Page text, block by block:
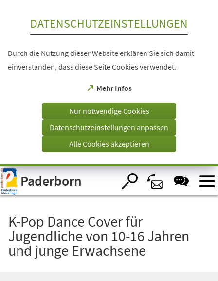
Visuelle
Assistenzsoftware
öffnen.
DATENSCHUTZEINSTELLUNGEN
Durch die Nutzung dieser Website erklären Sie sich damit
einverstanden, dass diese Seite Cookies verwendet.
Mehr Infos
(Öffnet
einem
Tab)
Nur notwendige Cookies
Datenschutzeinstellungen anpassen
Alle Cookies akzeptieren
Paderborn
K-Pop Dance Cover für
Jugendliche von 10-16 Jahren
und junge Erwachsene